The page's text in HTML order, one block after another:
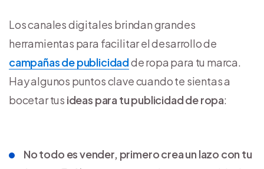
Los canales digitales brindan grandes
herramientas para facilitar el desarrollo de
campañas de publicidadde ropa para tu marca.
Hay algunos puntos clave cuando te sientas a
bocetar tus ideas para tu publicidad de ropa:
No todo es vender, primero crea un lazo con tu